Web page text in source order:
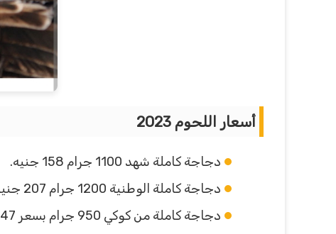
أسعار اللحوم 2023
دجاجة كاملة شهد 1100 جرام 158 جنيه.
دجاجة كاملة الوطنية 1200 جرام 207 جنيه.
دجاجة كاملة من كوكي 950 جرام بسعر 147 جنيه.